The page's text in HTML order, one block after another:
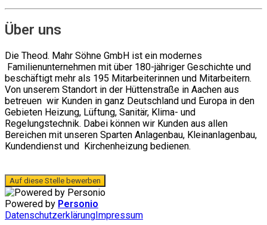
Über uns
Die Theod. Mahr Söhne GmbH ist ein modernes
Familienunternehmen mit über 180-jähriger Geschichte und
beschäftigt mehr als 195 Mitarbeiterinnen und Mitarbeitern.
Von unserem Standort in der Hüttenstraße in Aachen aus
betreuen wir Kunden in ganz Deutschland und Europa in den
Gebieten Heizung, Lüftung, Sanitär, Klima- und
Regelungstechnik. Dabei können wir Kunden aus allen
Bereichen mit unseren Sparten Anlagenbau, Kleinanlagenbau,
Kundendienst und Kirchenheizung bedienen.
Auf diese Stelle bewerben
Powered by Personio
DatenschutzerklärungImpressum